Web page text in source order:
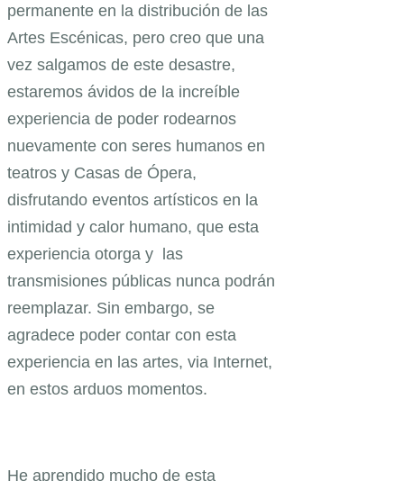
permanente en la distribución de las
Artes Escénicas, pero creo que una
vez salgamos de este desastre,
estaremos ávidos de la increíble
experiencia de poder rodearnos
nuevamente con seres humanos en
teatros y Casas de Ópera,
disfrutando eventos artísticos en la
intimidad y calor humano, que esta
experiencia otorga y las
transmisiones públicas nunca podrán
reemplazar. Sin embargo, se
agradece poder contar con esta
experiencia en las artes, via Internet,
en estos arduos momentos.
He aprendido mucho de esta